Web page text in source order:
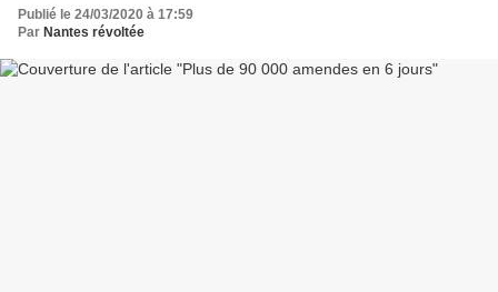
Publié le 24/03/2020 à 17:59
Par Nantes révoltée